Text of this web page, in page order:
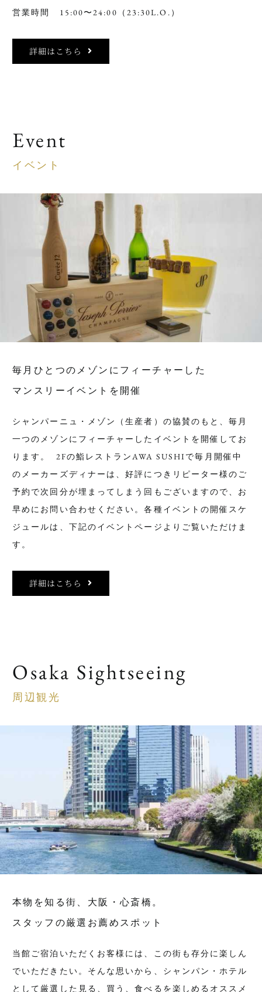
営業時間 15:00〜24:00（23:30L.O.）
詳細はこちら
Event
イベント
毎月ひとつのメゾンにフィーチャーした
マンスリーイベントを開催
シャンパーニュ・メゾン（生産者）の協賛のもと、毎月
一つのメゾンにフィーチャーしたイベントを開催してお
ります。 2Fの鮨レストランAWA SUSHIで毎月開催中
のメーカーズディナーは、好評につきリピーター様のご
予約で次回分が埋まってしまう回もございますので、お
早めにお問い合わせください。各種イベントの開催スケ
ジュールは、下記のイベントページよりご覧いただけま
す。
詳細はこちら
Osaka Sightseeing
周辺観光
本物を知る街、大阪・心斎橋。
スタッフの厳選お薦めスポット
当館ご宿泊いただくお客様には、この街も存分に楽しん
でいただきたい。そんな思いから、シャンパン・ホテル
として厳選した見る、買う、食べるを楽しめるオススメ